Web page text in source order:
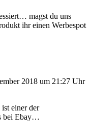
magst du uns
ihr einen Werbespot
2018 um 21:27 Uhr
einer der
bei Ebay…